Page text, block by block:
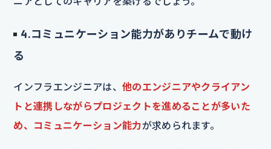
4.コミュニケーション能力がありチームで動け
る
インフラエンジニアは、 他のエンジニアやクライアン
トと連携しながらプロジェクトを進めることが多いた
め、コミュニケーション能力が求められます。